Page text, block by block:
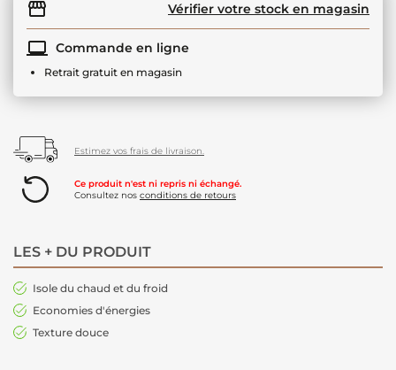
Vérifier votre stock en magasin
Commande en ligne
Retrait gratuit en magasin
Estimez vos frais de livraison.
Ce produit n'est ni repris ni échangé.
Consultez nos conditions de retours
LES + DU PRODUIT
Isole du chaud et du froid
Economies d'énergies
Texture douce